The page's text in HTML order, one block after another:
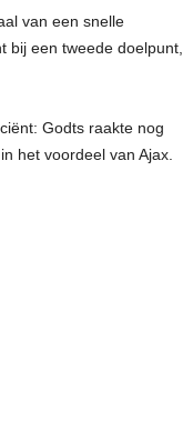
van een snelle
bij een tweede doelpunt,
Godts raakte nog
het voordeel van Ajax.